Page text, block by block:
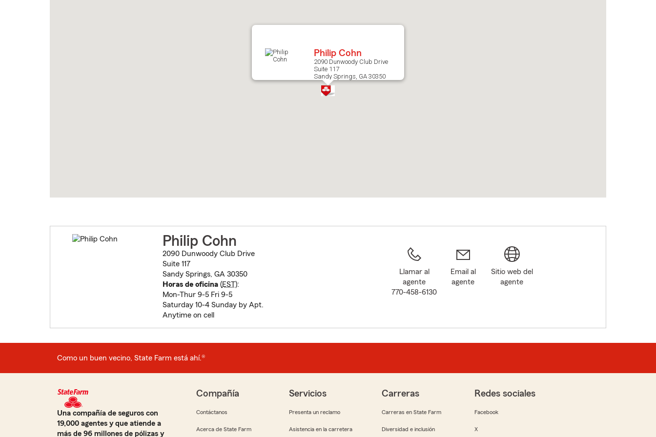
Philip Cohn
2090 Dunwoody Club Drive
Suite 117
Sandy Springs, GA 30350
Philip Cohn
2090 Dunwoody Club Drive
Suite 117
Sandy Springs, GA 30350
Horas de oficina(EST):
Mon-Thur 9-5 Fri 9-5
Saturday 10-4 Sunday by Apt.
Anytime on cell
Llamar al
agente
770-458-6130
Email al
agente
Sitio web del
agente
Como un buen vecino, State Farm está ahí.®
Una compañía de seguros con
19,000 agentes y que atiende a
más de 96 millones de pólizas y
Compañía
Contáctanos
Acerca de State Farm
Servicios
Presenta un reclamo
Asistencia en la carretera
Carreras
Carreras en State Farm
Diversidad e inclusión
Redes sociales
Facebook
X